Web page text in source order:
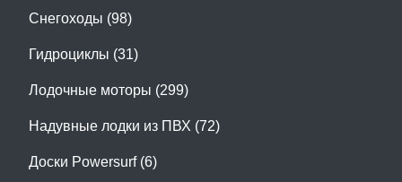
Снегоходы (98)
Гидроциклы (31)
Лодочные моторы (299)
Надувные лодки из ПВХ (72)
Доски Powersurf (6)